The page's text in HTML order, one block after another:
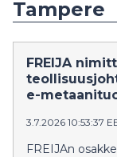
Tampere
FREIJA
e-
3.7.2026 10:53:37
FREIJAn